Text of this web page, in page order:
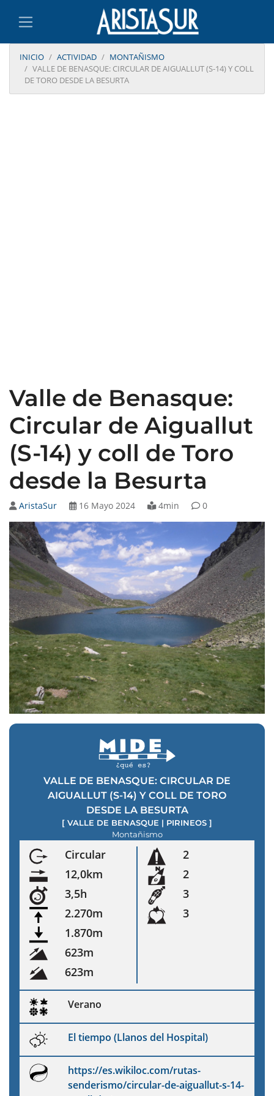
INICIO ACTIVIDAD
MONTAÑISMO
VALLE DE BENASQUE: CIRCULAR DE AIGUALLUT (S-14) Y COLL
DE TORO DESDE LA BESURTA
Valle de Benasque:
Circular de Aiguallut
(S-14) y coll de Toro
desde la Besurta
AristaSur 16 Mayo 2024 4min 0
VALLE DE BENASQUE: CIRCULAR DE
AIGUALLUT (S-14) Y COLL DE TORO
DESDE LA BESURTA
[ VALLE DE BENASQUE | PIRINEOS ]
Montañismo
Circular
12,0km
3,5h
2.270m
1.870m
623m
623m
2
2
3
3
Verano
El tiempo (Llanos del Hospital)
https://es.wikiloc.com/rutas-
senderismo/circular-de-aiguallut-s-14-